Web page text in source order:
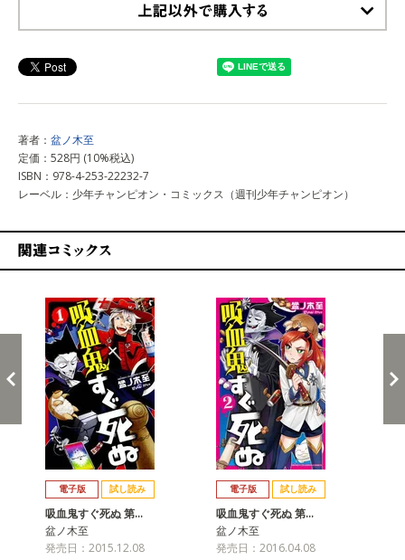
著者： 盆ノ木至
定価：528円 (10%税込)
ISBN：978-4-253-22232-7
レーベル：少年チャンピオン・コミックス（週刊少年チャンピオン）
電子版 試し読み
吸血鬼すぐ死ぬ 第…
盆ノ木至
発売日：2015.12.08
電子版 試し読み
吸血鬼すぐ死ぬ 第…
盆ノ木至
発売日：2016.04.08